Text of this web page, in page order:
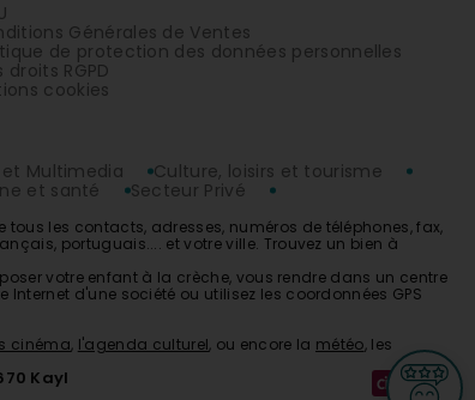
Générales de Ventes
de protection des données personnelles
droits RGPD
cookies
Multimedia
Culture, loisirs et tourisme
et santé Secteur Privé
les contacts, adresses, numéros de téléphones, fax,
portuguais.... et votre ville. Trouvez un bien à
votre enfant à la crèche, vous rendre dans un centre
d'une société ou utilisez les coordonnées GPS
cinéma, l'agenda culturel, ou encore la météo, les
Kayl